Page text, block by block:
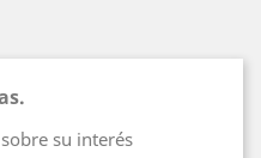
su interés